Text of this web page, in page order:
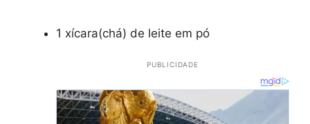
1 xícara(chá) de leite em pó
PUBLICIDADE